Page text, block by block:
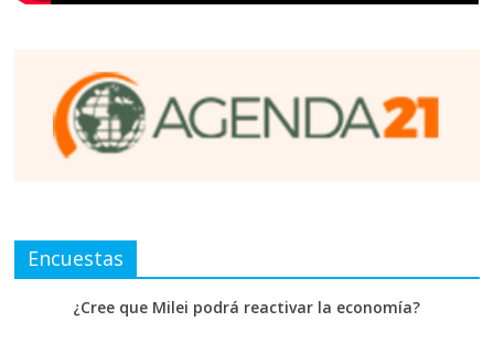
Encuestas
¿Cree que Milei podrá reactivar la economía?